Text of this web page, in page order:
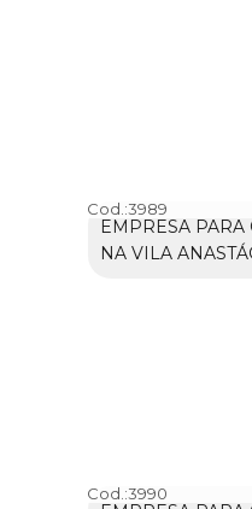
Cod.:3989
EMPRESA PARA
NA VILA
Cod.:3990